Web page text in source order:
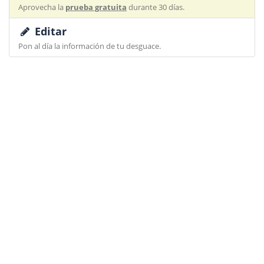
Aprovecha la prueba gratuita durante 30 días.
Editar
Pon al día la información de tu desguace.